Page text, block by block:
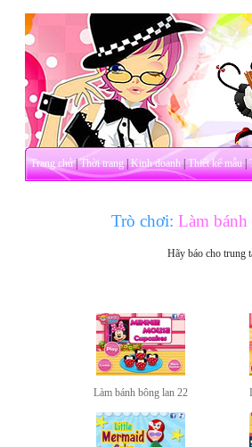
Trang chủ|Thời trang|Kinh doanh|Thiết kế mẫu|
Trò chơi: Làm bánh
Hãy báo cho trung
Làm bánh bông lan 22